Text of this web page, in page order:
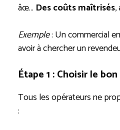
âœ… Des coûts maîtrisés,
Exemple: Un commercial
avoir à chercher un
Étape 1 : Choisir le
Tous les opérateurs ne
: